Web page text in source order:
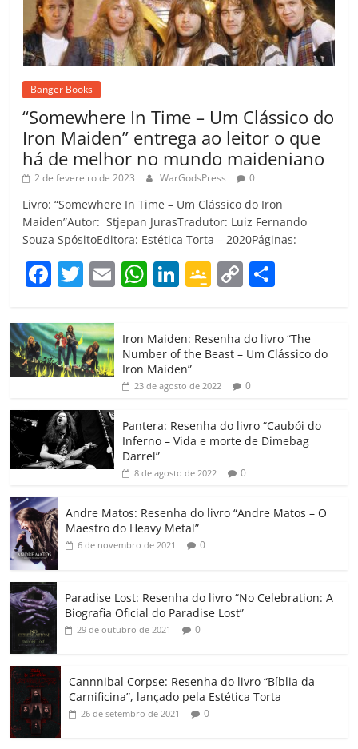
Banger Books
“Somewhere In Time – Um Clássico do
Iron Maiden” entrega ao leitor o que
há de melhor no mundo maideniano
2 de fevereiro de 2023 WarGodsPress 0
Livro: “Somewhere In Time – Um Clássico do Iron
Maiden”Autor: Stjepan JurasTradutor: Luiz Fernando
Souza SpósitoEditora: Estética Torta – 2020Páginas:
F
c
e
b
o
o
k
T
itt
er
E W
at
s
A
p
Li
e
dI
G
gl
e
Cl
a
ss
ro
o
C
p
y
Li
k
m
p
h
ar
Iron Maiden: Resenha do livro “The
Number of the Beast – Um Clássico do
Iron Maiden”
23 de agosto de 2022 0
Pantera: Resenha do livro “Caubói do
Inferno – Vida e morte de Dimebag
Darrel”
8 de agosto de 2022 0
Andre Matos: Resenha do livro “Andre Matos – O
Maestro do Heavy Metal”
6 de novembro de 2021 0
Paradise Lost: Resenha do livro “No Celebration: A
Biografia Oficial do Paradise Lost”
29 de outubro de 2021 0
Cannnibal Corpse: Resenha do livro “Bíblia da
Carnificina”, lançado pela Estética Torta
26 de setembro de 2021 0